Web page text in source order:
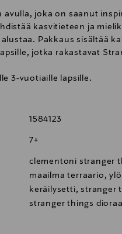
joka on saanut
kasvitieteen ja
Pakkaus sisältää
jotka rakastavat
3-vuotiaille lapsille.
1584123
7+
clementoni stranger
maailma terraario,
keräilysetti, stranger
stranger things